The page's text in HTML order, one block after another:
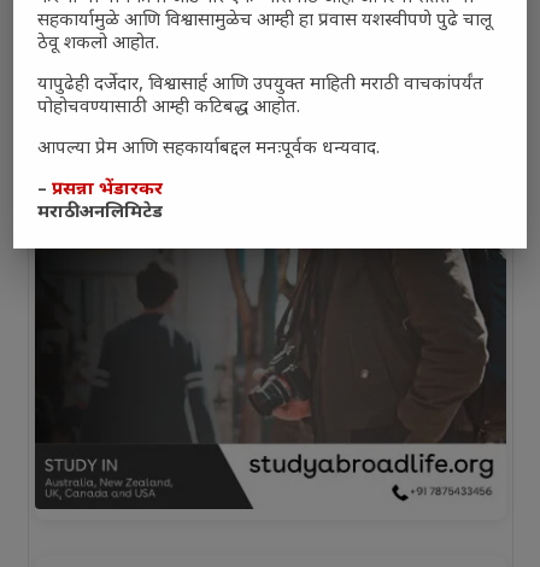
सहकार्यामुळे आणि विश्वासामुळेच आम्ही हा प्रवास यशस्वीपणे पुढे चालू
ठेवू शकलो आहोत.
यापुढेही दर्जेदार, विश्वासार्ह आणि उपयुक्त माहिती मराठी वाचकांपर्यंत
पोहोचवण्यासाठी आम्ही कटिबद्ध आहोत.
आपल्या प्रेम आणि सहकार्याबद्दल मनःपूर्वक धन्यवाद.
–प्रसन्ना भेंडारकर
मराठी अनलिमिटेड